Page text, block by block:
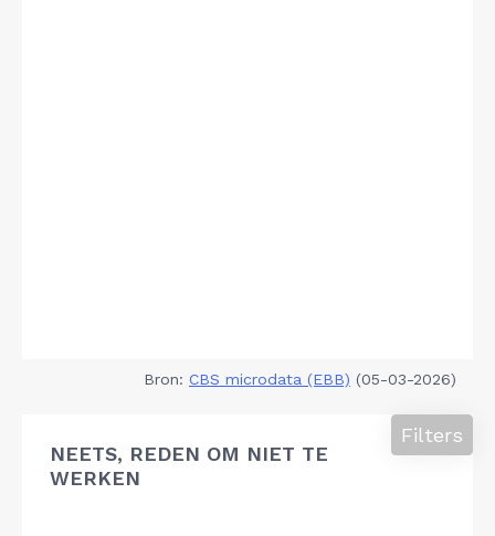
Bron: CBS microdata (EBB) (05-03-2026)
NEETS, REDEN OM NIET TE
WERKEN
Filters